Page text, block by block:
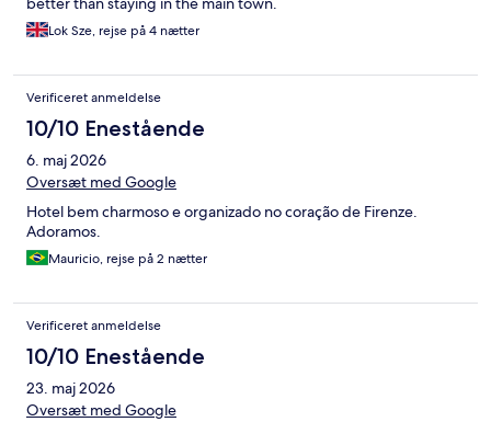
Lok Sze, rejse på 4 nætter
Verificeret anmeldelse
10/10 Enestående
6. maj 2026
Oversæt med Google
Hotel bem charmoso e organizado no coração de Firenze.
Adoramos.
Mauricio, rejse på 2 nætter
Verificeret anmeldelse
10/10 Enestående
23. maj 2026
Oversæt med Google